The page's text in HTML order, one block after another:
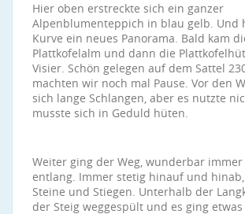
Hier oben erstreckte sich ein ganzer
Alpenblumenteppich in blau gelb. Und
Kurve ein neues Panorama. Bald kam
Plattkofelalm und dann die
Visier. Schön gelegen auf dem Sattel
machten wir noch mal Pause. Vor den
sich lange Schlangen, aber es nutzte
musste sich in Geduld hüten.
Weiter ging der Weg, wunderbar immer
entlang. Immer stetig hinauf und
Steine und Stiegen. Unterhalb der
der Steig weggespült und es ging